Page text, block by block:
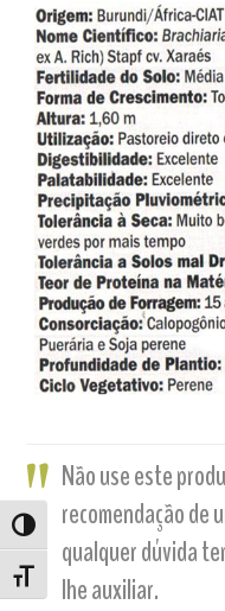
ALTERNAR ALTO
ALTERNAR TAMANHO DA
Não use este
recomendação de
qualquer dúvida
lhe auxiliar.